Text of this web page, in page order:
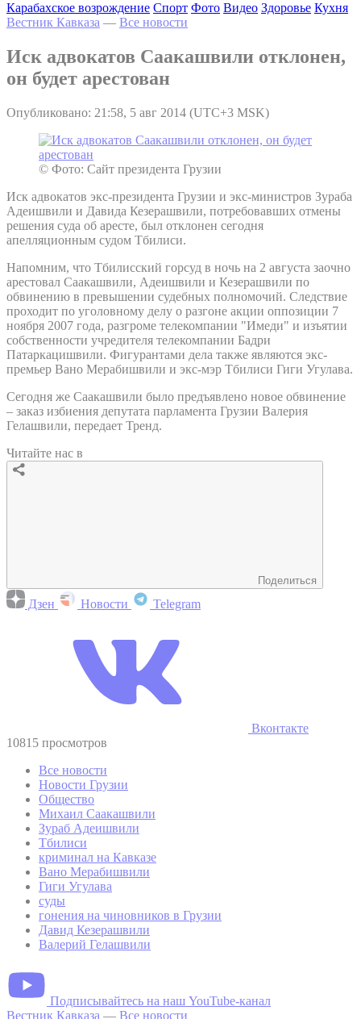
Карабахское возрождение Спорт Фото Видео Здоровье Кухня
Вестник Кавказа — Все новости
Иск адвокатов Саакашвили отклонен,
он будет арестован
Опубликовано: 21:58, 5 авг 2014 (UTC+3 MSK)
© Фото: Сайт президента Грузии
Иск адвокатов экс-президента Грузии и экс-министров Зураба
Адеишвили и Давида Кезерашвили, потребовавших отмены
решения суда об аресте, был отклонен сегодня
апелляционным судом Тбилиси.
Напомним, что Тбилисский горсуд в ночь на 2 августа заочно
арестовал Саакашвили, Адеишвили и Кезерашвили по
обвинению в превышении судебных полномочий. Следствие
проходит по уголовному делу о разгоне акции оппозиции 7
ноября 2007 года, разгроме телекомпании "Имеди" и изъятии
собственности учредителя телекомпании Бадри
Патаркацишвили. Фигурантами дела также являются экс-
премьер Вано Мерабишвили и экс-мэр Тбилиси Гиги Угулава.
Сегодня же Саакашвили было предъявлено новое обвинение
– заказ избиения депутата парламента Грузии Валерия
Гелашвили, передает Тренд.
Читайте нас в
Поделиться
Дзен Новости Telegram
Вконтакте
10815 просмотров
Все новости
Новости Грузии
Общество
Михаил Саакашвили
Зураб Адеишвили
Тбилиси
криминал на Кавказе
Вано Мерабишвили
Гиги Угулава
суды
гонения на чиновников в Грузии
Давид Кезерашвили
Валерий Гелашвили
Подписывайтесь на наш YouTube-канал
Вестник Кавказа — Все новости